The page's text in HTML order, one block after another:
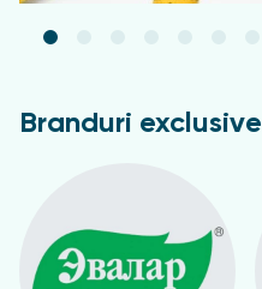
Branduri exclusive